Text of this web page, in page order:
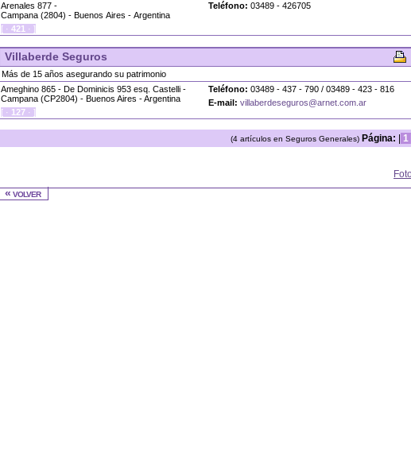
Arenales 877 -
Campana (2804) - Buenos Aires - Argentina
[ · 421 · ]
Teléfono: 03489 - 426705
Villaberde Seguros
Más de 15 años asegurando su patrimonio
Ameghino 865 - De Dominicis 953 esq. Castelli -
Campana (CP2804) - Buenos Aires - Argentina
[ · 127 · ]
Teléfono: 03489 - 437 - 790 / 03489 - 423 - 816
E-mail: villaberdeseguros@arnet.com.ar
(4 artículos en Seguros Generales) Página: 1
« volver